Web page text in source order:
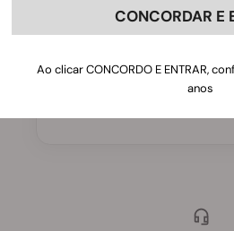
Qual é a
tenda de cultivo?
Entre 22°C e 28°C
CONCORDAR E
Ao clicar CONCORDO E ENTRAR,
anos